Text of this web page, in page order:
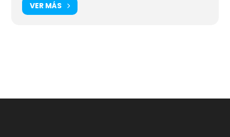
VER MÁS